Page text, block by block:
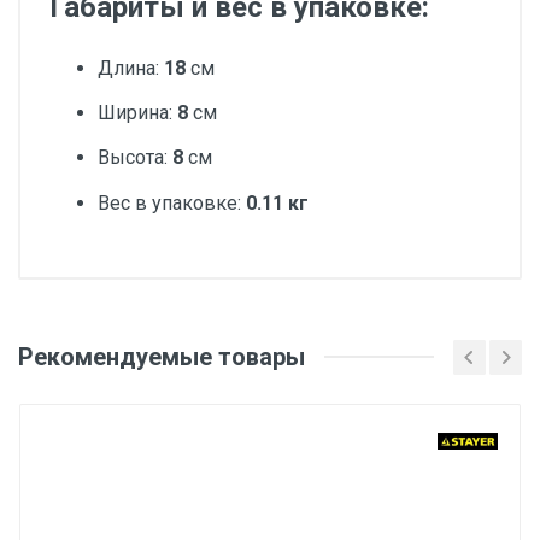
Габариты и вес в упаковке:
Длина: 18 см
Ширина: 8 см
Высота: 8 см
Вес в упаковке: 0.11 кг
Вес
Рекомендуемые товары